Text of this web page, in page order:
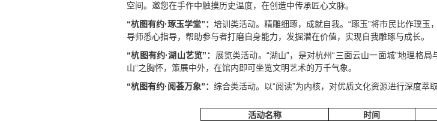
空间。邀您在手作中触摸历史温度，在创造中传承匠心文脉。
“杭图有约·琢玉学堂”：培训类活动。精雕细琢，成就自我。“琢玉”将市民比作璞玉
导师悉心指导，帮助参与者打磨自身能力，发掘潜在价值，实现自我雕琢与成长。
“杭图有约·湖山艺览”： 展览类活动。“湖山”，是对杭州“三面云山一面城”地理格
山”之胸怀，策展中外，在馆内即可坐览文明艺术的万千气象。
“杭图有约·阅荟万象”：综合类活动。以“阅读”为内核，对优质文化资源进行深度萃
活动名称 时间